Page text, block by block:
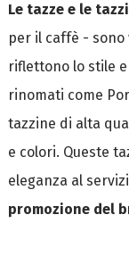
Le tazze e le
per il caffè -
riflettono lo stile
rinomati come
tazzine di alta
e colori. Queste
eleganza al
promozione del